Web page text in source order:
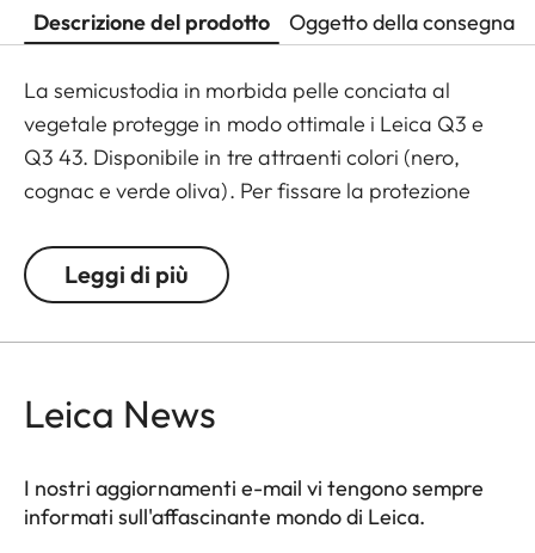
Descrizione del prodotto Oggetto della consegna
La semicustodia in morbida pelle conciata al
vegetale protegge in modo ottimale i Leica Q3 e
Q3 43. Disponibile in tre attraenti colori (nero,
cognac e verde oliva). Per fissare la protezione
della fotocamera, come la tracolla, la cinghia da
polso o il supporto per il pollice, possono essere
accesso alla batteria. Per sostituire la scheda SD è
Leggi di più
Leica News
I nostri aggiornamenti e-mail vi tengono sempre
informati sull'affascinante mondo di Leica.